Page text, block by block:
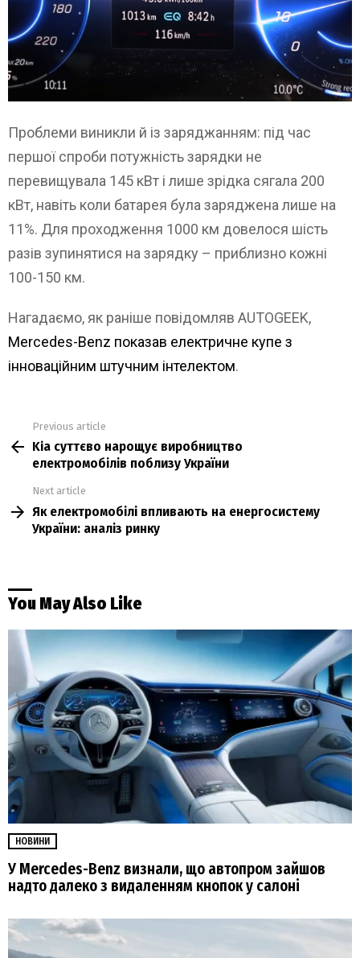
Проблеми виникли й із заряджанням: під час
першої спроби потужність зарядки не
перевищувала 145 кВт і лише зрідка сягала 200
кВт, навіть коли батарея була заряджена лише на
11%. Для проходження 1000 км довелося шість
разів зупинятися на зарядку – приблизно кожні
100-150 км.
Нагадаємо, як раніше повідомляв AUTOGEEK,
Mercedes-Benz показав електричне купе з
інноваційним штучним інтелектом.
more
Previous article
Kia суттєво нарощує виробництво
електромобілів поблизу України
Next article
Як електромобілі впливають на енергосистему
України: аналіз ринку
You May Also Like
НОВИНИ
У Mercedes-Benz визнали, що автопром зайшов
надто далеко з видаленням кнопок у салоні